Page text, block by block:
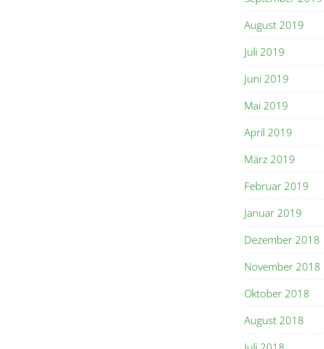
August 2019
Juli 2019
Juni 2019
Mai 2019
April 2019
März 2019
Februar 2019
Januar 2019
Dezember 2018
November 2018
Oktober 2018
August 2018